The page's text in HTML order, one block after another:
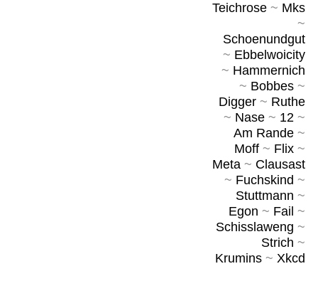
Teichrose~ Mks
~
Schoenundgut
~ Ebbelwoicity
~ Hammernich
~ Bobbes~
Digger~ Ruthe
~ Nase~ 12~
Am Rande~
Moff~ Flix~
Meta~ Clausast
~ Fuchskind ~
Stuttmann ~
Egon ~ Fail ~
Schisslaweng ~
Strich ~
Krumins~ Xkcd